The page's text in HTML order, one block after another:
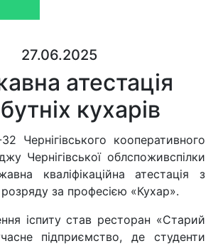
27.06.2025
атестація
кухарів
Чернігівського кооперативного
Чернігівської облспоживспілки
кваліфікаційна атестація з
за професією «Кухар».
іспиту став ресторан «Старий
підприємство, де студенти